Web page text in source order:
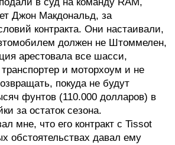
Джон Макдональд, за
контракта. Они настаивали,
должен не Штоммелен,
арестовала все шасси,
и моторхоум и не
покуда не будут
фунтов (110.000 долларов) в
за остаток сезона.
мне, что его контракт с Tissot
обстоятельствах давал ему